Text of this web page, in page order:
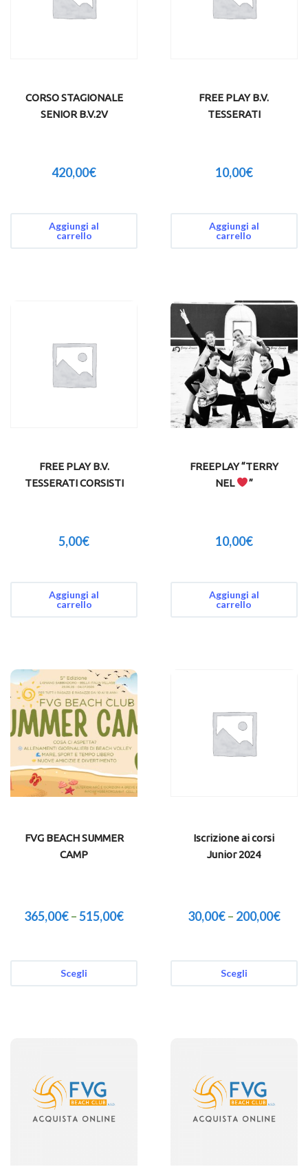
CORSO STAGIONALE
SENIOR B.V.2V
420,00€
Aggiungi al
carrello
FREE PLAY B.V.
TESSERATI
10,00€
Aggiungi al
carrello
FREE PLAY B.V.
TESSERATI CORSISTI
5,00€
Aggiungi al
carrello
FREEPLAY “TERRY
NEL
”
10,00€
Aggiungi al
carrello
FVG BEACH SUMMER
CAMP
365,00€–515,00€
Scegli
Iscrizione ai corsi
Junior 2024
30,00€– 200,00€
Scegli